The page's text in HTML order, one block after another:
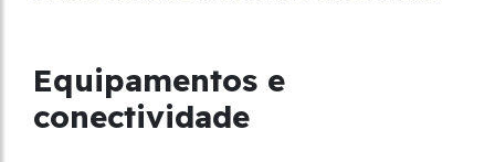
Equipamentos e
conectividade